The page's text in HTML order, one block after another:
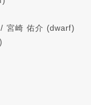
宮崎 佑介 (dwarf)